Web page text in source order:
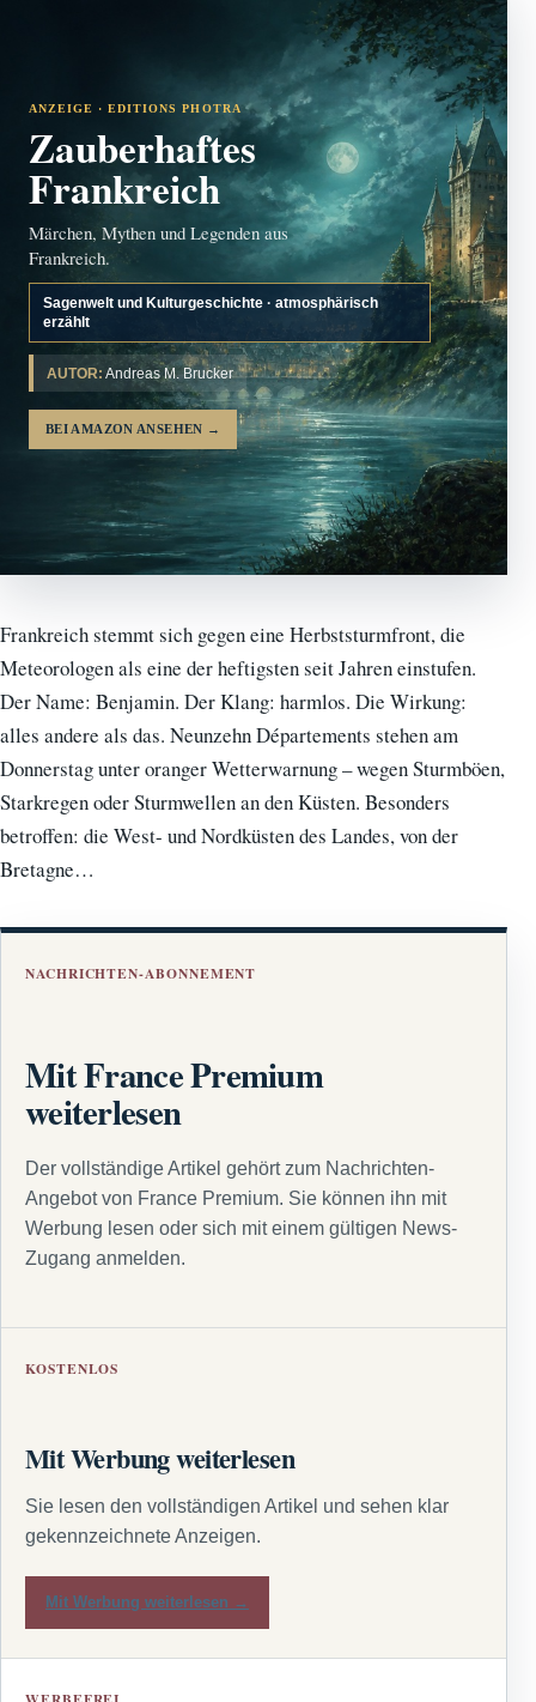
ANZEIGE · EDITIONS PHOTRA
Zauberhaftes
Frankreich
Märchen, Mythen und Legenden aus
Frankreich.
Sagenwelt und Kulturgeschichte · atmosphärisch
erzählt
AUTOR: Andreas M. Brucker
BEI AMAZON ANSEHEN →
Frankreich stemmt sich gegen eine Herbststurmfront, die
Meteorologen als eine der heftigsten seit Jahren einstufen.
Der Name: Benjamin. Der Klang: harmlos. Die Wirkung:
alles andere als das. Neunzehn Départements stehen am
Donnerstag unter oranger Wetterwarnung – wegen Sturmböen,
Starkregen oder Sturmwellen an den Küsten. Besonders
betroffen: die West- und Nordküsten des Landes, von der
Bretagne…
NACHRICHTEN-ABONNEMENT
Mit France Premium
weiterlesen
Der vollständige Artikel gehört zum Nachrichten-
Angebot von France Premium. Sie können ihn mit
Werbung lesen oder sich mit einem gültigen News-
Zugang anmelden.
KOSTENLOS
Mit Werbung weiterlesen
Sie lesen den vollständigen Artikel und sehen klar
gekennzeichnete Anzeigen.
Mit Werbung weiterlesen →